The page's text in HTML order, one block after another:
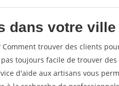
dans votre
trouver des clients
toujours facile de trouver
d'aide aux artisans vous